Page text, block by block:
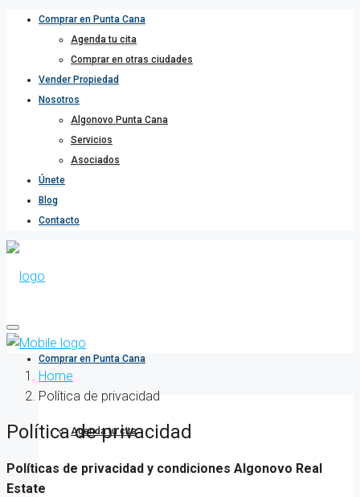
Comprar en Punta Cana
Agenda tu cita
Comprar en otras ciudades
Vender Propiedad
Nosotros
Algonovo Punta Cana
Servicios
Asociados
Únete
Blog
Contacto
Comprar en Punta Cana
Agenda tu cita
Home
Política de privacidad
Política de privacidad
Políticas de privacidad y condiciones Algonovo Real
Estate